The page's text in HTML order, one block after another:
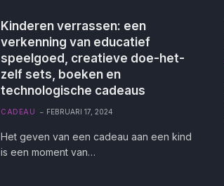
Kinderen verrassen: een
verkenning van educatief
speelgoed, creatieve doe-het-
zelf sets, boeken en
technologische cadeaus
CADEAU FEBRUARI 17, 2024
Het geven van een cadeau aan een kind
is een moment van…